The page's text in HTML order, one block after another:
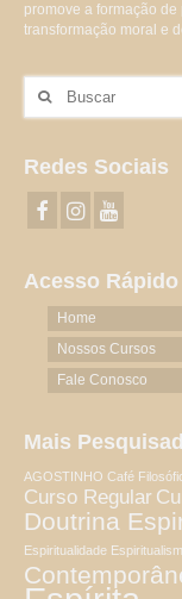
promove a formação
transformação moral e
por:
Redes Sociais
Acesso Rápido
Home
Nossos Cursos
Fale Conosco
Mais
AGOSTINHO Café
Curso Regular
Doutrina
Espiritualidade